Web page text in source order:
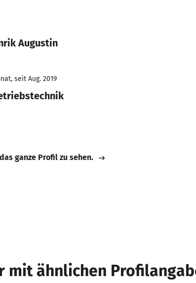
Augustin
seit Aug. 2019
ganze Profil zu sehen.
mit ähnlichen